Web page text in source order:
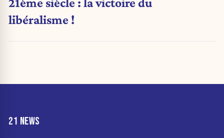
libéralisme !
21 NEWS